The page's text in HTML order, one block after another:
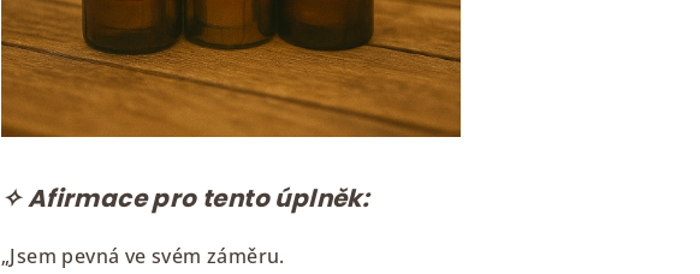
✧ Afirmace pro tento úplněk:
„Jsem pevná ve svém záměru.